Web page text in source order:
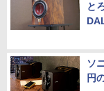
と
ソ
円